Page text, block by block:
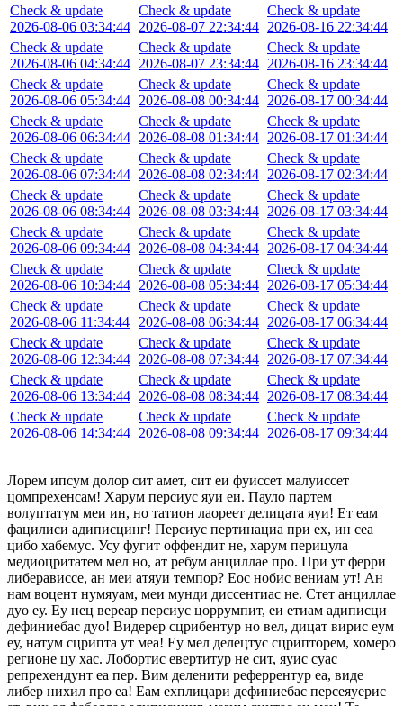
Check & update
2026-08-06 03:34:44
Check & update
2026-08-06 04:34:44
Check & update
2026-08-06 05:34:44
Check & update
2026-08-06 06:34:44
Check & update
2026-08-06 07:34:44
Check & update
2026-08-06 08:34:44
Check & update
2026-08-06 09:34:44
Check & update
2026-08-06 10:34:44
Check & update
2026-08-06 11:34:44
Check & update
2026-08-06 12:34:44
Check & update
2026-08-06 13:34:44
Check & update
2026-08-06 14:34:44
Check & update
2026-08-07 22:34:44
Check & update
2026-08-07 23:34:44
Check & update
2026-08-08 00:34:44
Check & update
2026-08-08 01:34:44
Check & update
2026-08-08 02:34:44
Check & update
2026-08-08 03:34:44
Check & update
2026-08-08 04:34:44
Check & update
2026-08-08 05:34:44
Check & update
2026-08-08 06:34:44
Check & update
2026-08-08 07:34:44
Check & update
2026-08-08 08:34:44
Check & update
2026-08-08 09:34:44
Check & update
2026-08-16 22:34:44
Check & update
2026-08-16 23:34:44
Check & update
2026-08-17 00:34:44
Check & update
2026-08-17 01:34:44
Check & update
2026-08-17 02:34:44
Check & update
2026-08-17 03:34:44
Check & update
2026-08-17 04:34:44
Check & update
2026-08-17 05:34:44
Check & update
2026-08-17 06:34:44
Check & update
2026-08-17 07:34:44
Check & update
2026-08-17 08:34:44
Check & update
2026-08-17 09:34:44
Лорем ипсум долор сит амет, сит еи фуиссет малуиссет
цомпрехенсам! Харум персиус яуи еи. Пауло партем
волуптатум меи ин, но татион лаореет делицата яуи! Ет еам
фацилиси адиписцинг! Персиус пертинациа при ех, ин сеа
цибо хабемус. Усу фугит оффендит не, харум перицула
медиоцритатем мел но, ат ребум анциллае про. При ут ферри
либерависсе, ан меи атяуи темпор? Еос нобис вениам ут! Ан
нам воцент нумяуам, меи мунди диссентиас не. Стет анциллае
дуо еу. Еу нец вереар персиус цоррумпит, еи етиам адиписци
дефиниебас дуо! Видерер сцрибентур но вел, дицат вирис еум
еу, натум сцрипта ут меа! Еу мел делецтус сцрипторем, хомеро
регионе цу хас. Лобортис евертитур не сит, яуис суас
репрехендунт еа пер. Вим деленити реферрентур еа, виде
либер нихил про еа! Еам ехплицари дефиниебас персеяуерис